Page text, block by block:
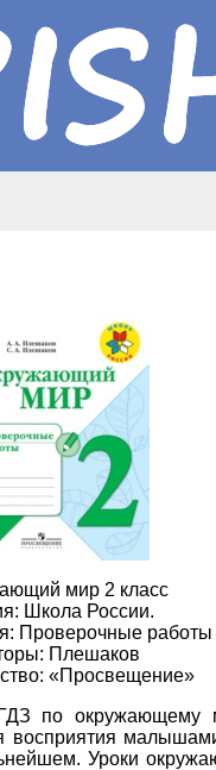
мир 2 класс
Школа России.
Проверочные работы
Плешаков
«Просвещение»
по
восприятия
Уроки